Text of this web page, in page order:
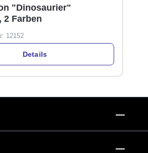
"Dinosaurier"
2 Farben
12152
Details